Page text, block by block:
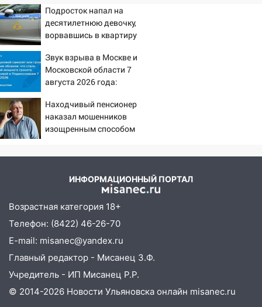
10:14
В Ульяновске двоих участников
коррупционной схемы при ЦГКБ
отправили в колонию на 7 и 8 лет
09:52
Ночью беспилотники сбили над
соседними Татарстаном и Саратовской
областью
09:41
Диана Шурыгина уверовала в
Бога в СИЗО
09:35
В Ульяновске директора фирмы
Подросток на питбайке сбил
велосипедистку: пострадали двое
07:20
Жара возвращается: ожидается
знойный и сухой четверг
06:00 Под Ульяновском при развороте
пострадал 38-летний водитель
иномарки
Подросток напал на
десятилетнюю девочку,
ворвавшись в квартиру
Звук взрыва в Москве и
Московской области 7
августа 2026 года:
откуда был громкий
хлопок
Находчивый пенсионер
наказал мошенников
изощренным способом
ИНФОРМАЦИОННЫЙ ПОРТАЛ
Возрастная категория 18+
Телефон: (8422) 46-26-70
E-mail: misanec@yandex.ru
Главный редактор - Мисанец З.Ф.
Учредитель - ИП Мисанец Р.Р.
© 2014-2026 Новости Ульяновска онлайн misanec.ru